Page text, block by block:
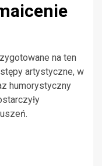
na ten
artystyczne, w
humorystyczny